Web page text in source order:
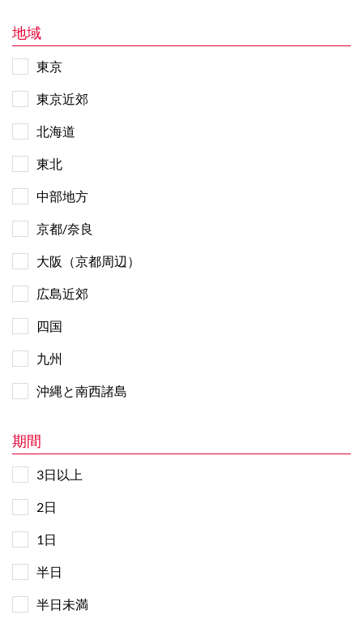
地域
東京
東京近郊
北海道
東北
中部地方
京都/奈良
大阪（京都周辺）
広島近郊
四国
九州
沖縄と南西諸島
期間
3日以上
2日
1日
半日
半日未満